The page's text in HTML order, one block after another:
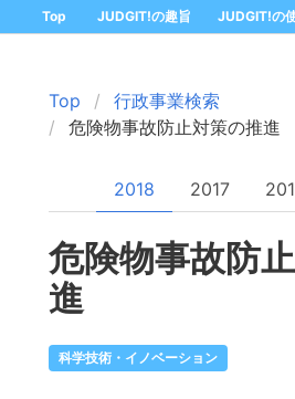
Top JUDGIT!の趣旨 JUDGIT!の
Top
行政事業検索
危険物事故防止対策の推進
2018 2017
危険物事故防
進
科学技術・イノベーション